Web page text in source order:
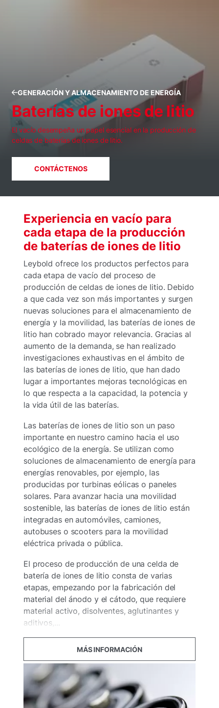
GENERACIÓN Y ALMACENAMIENTO DE ENERGÍA
Baterías de iones de litio
El vacío desempeña un papel esencial en la producción de
celdas de baterías de iones de litio.
CONTÁCTENOS
Experiencia en vacío para
cada etapa de la producción
de baterías de iones de litio
Leybold ofrece los productos perfectos para
cada etapa de vacío del proceso de
producción de celdas de iones de litio. Debido
a que cada vez son más importantes y surgen
nuevas soluciones para el almacenamiento de
energía y la movilidad, las baterías de iones de
litio han cobrado mayor relevancia. Gracias al
aumento de la demanda, se han realizado
investigaciones exhaustivas en el ámbito de
las baterías de iones de litio, que han dado
lugar a importantes mejoras tecnológicas en
lo que respecta a la capacidad, la potencia y
la vida útil de las baterías.
Las baterías de iones de litio son un paso
importante en nuestro camino hacia el uso
ecológico de la energía. Se utilizan como
soluciones de almacenamiento de energía para
energías renovables, por ejemplo, las
producidas por turbinas eólicas o paneles
solares. Para avanzar hacia una movilidad
sostenible, las baterías de iones de litio están
integradas en automóviles, camiones,
autobuses o scooters para la movilidad
eléctrica privada o pública.
El proceso de producción de una celda de
batería de iones de litio consta de varias
etapas, empezando por la fabricación del
material del ánodo y el cátodo, que requiere
material activo, disolventes, aglutinantes y
aditivos,...
MÁS INFORMACIÓN